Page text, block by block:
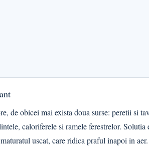
de obicei mai exista doua surse: peretii si
caloriferele si ramele ferestrelor. Solutia
uscat, care ridica praful inapoi in aer.